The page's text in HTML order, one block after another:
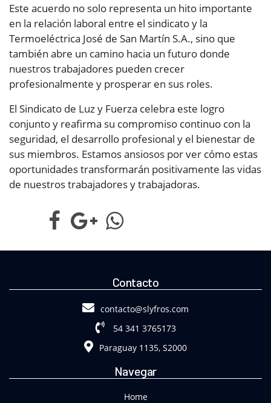
Este acuerdo no solo representa un hito importante
en la relación laboral entre el sindicato y la
Termoeléctrica José de San Martín S.A., sino que
también abre un camino hacia un futuro donde
nuestros trabajadores pueden crecer
profesionalmente y prosperar en sus roles.
El Sindicato de Luz y Fuerza celebra este logro
conjunto y reafirma su compromiso continuo con la
seguridad, el desarrollo profesional y el bienestar de
sus miembros. Estamos ansiosos por ver cómo estas
oportunidades transformarán positivamente las vidas
de nuestros trabajadores y trabajadoras.
Contacto
contacto@slyfros.com
54 341 3765173
Paraguay 1135, S2000
Navegar
Home